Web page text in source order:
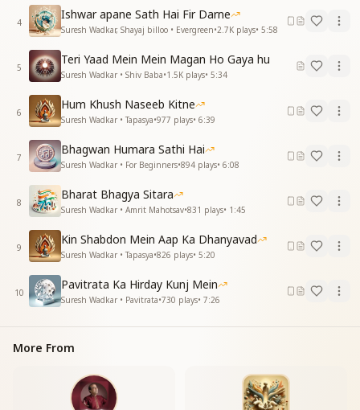
सब में हो सहयोग भावना
सब को सब से प्यार
सब चाहे तो सबके लिए हो सुखमय ये संसार
सुखमय हो संसार सुखमय हो संसार
सुखमय हो संसार सुखमय हो संसार
4
Ishwar apane Sath Hai Fir Darne
Suresh Wadkar, Shayaj billoo • Evergreen•2.7K plays• 5:58
5
Teri Yaad Mein Mein Magan Ho Gaya hu
Suresh Wadkar • Shiv Baba•1.5K plays• 5:34
6
Hum Khush Naseeb Kitne
Suresh Wadkar • Tapasya•977 plays• 6:39
7
Bhagwan Humara Sathi Hai
Suresh Wadkar • For Beginners•894 plays• 6:08
8
Bharat Bhagya Sitara
Suresh Wadkar • Amrit Mahotsav•831 plays• 1:45
9
Kin Shabdon Mein Aap Ka Dhanyavad
Suresh Wadkar • Tapasya•826 plays• 5:20
10
Pavitrata Ka Hirday Kunj Mein
Suresh Wadkar • Pavitrata•730 plays• 7:26
More From